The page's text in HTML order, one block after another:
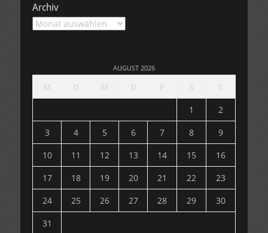
Archiv
Archiv
AUGUST 2026
1
2
3
4 5 6 7 8
9
10
11 12 13 14 15
16
17
18 19 20 21 22
23
24
25 26 27 28 29
30
31